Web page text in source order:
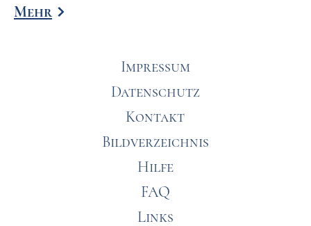
Mehr
Impressum
Datenschutz
Kontakt
Bildverzeichnis
Hilfe
FAQ
Links